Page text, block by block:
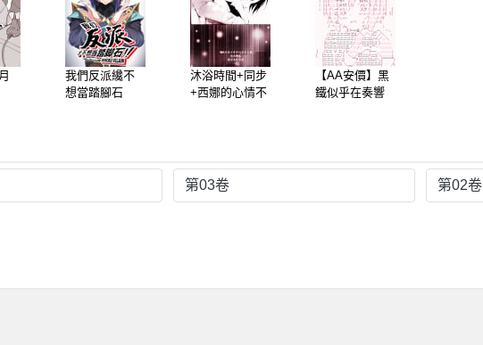
我們反派纔不
想當踏腳石
沐浴時間+同步
+西娜的心情不
【AA安價】黑
鐵似乎在奏響
第03卷 第02卷